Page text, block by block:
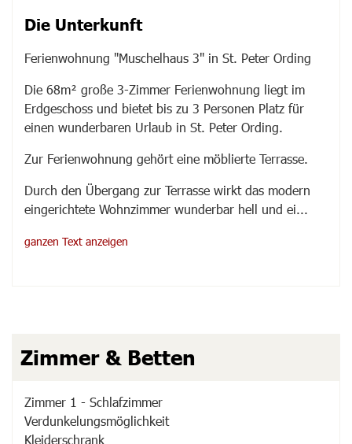
Die Unterkunft
Ferienwohnung "Muschelhaus 3" in St. Peter Ording
Die 68m² große 3-Zimmer Ferienwohnung liegt im
Erdgeschoss und bietet bis zu 3 Personen Platz für
einen wunderbaren Urlaub in St. Peter Ording.
Zur Ferienwohnung gehört eine möblierte Terrasse.
Durch den Übergang zur Terrasse wirkt das modern
eingerichtete Wohnzimmer wunderbar hell und ei...
ganzen Text anzeigen
Zimmer & Betten
Zimmer 1 - Schlafzimmer
Verdunkelungsmöglichkeit
Kleiderschrank